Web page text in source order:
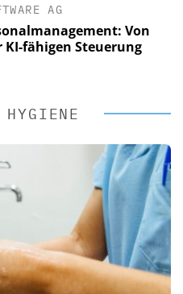
AG
Von
fähigen Steuerung